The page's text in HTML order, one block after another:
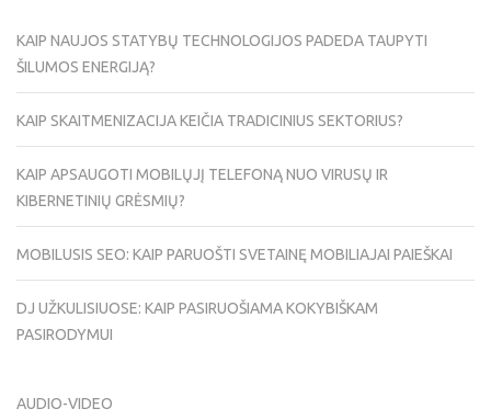
KAIP NAUJOS STATYBŲ TECHNOLOGIJOS PADEDA TAUPYTI
ŠILUMOS ENERGIJĄ?
KAIP SKAITMENIZACIJA KEIČIA TRADICINIUS SEKTORIUS?
KAIP APSAUGOTI MOBILŲJĮ TELEFONĄ NUO VIRUSŲ IR
KIBERNETINIŲ GRĖSMIŲ?
MOBILUSIS SEO: KAIP PARUOŠTI SVETAINĘ MOBILIAJAI PAIEŠKAI
DJ UŽKULISIUOSE: KAIP PASIRUOŠIAMA KOKYBIŠKAM
PASIRODYMUI
AUDIO-VIDEO